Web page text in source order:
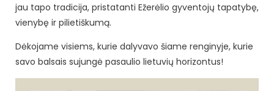
jau tapo tradicija, pristatanti Ežerėlio gyventojų tapatybę,
vienybę ir pilietiškumą.
Dėkojame visiems, kurie dalyvavo šiame renginyje, kurie
savo balsais sujungė pasaulio lietuvių horizontus!